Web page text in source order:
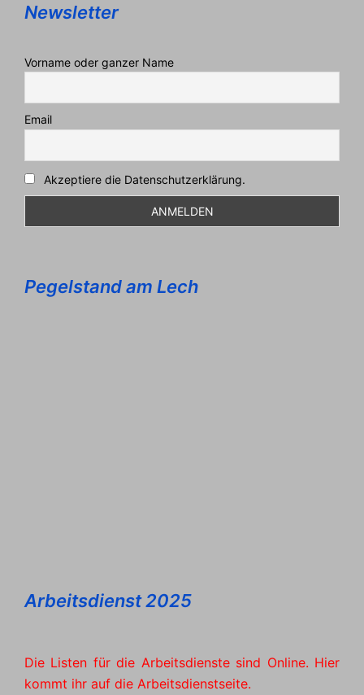
Newsletter
Vorname oder ganzer Name
Email
Akzeptiere die Datenschutzerklärung.
Pegelstand am Lech
Arbeitsdienst 2025
Die Listen für die Arbeitsdienste sind Online. Hier
kommt ihr auf die Arbeitsdienstseite.